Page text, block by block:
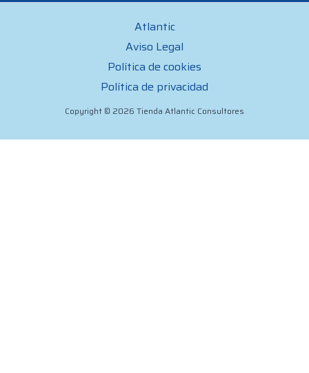
Atlantic
Aviso Legal
Política de cookies
Política de privacidad
Copyright © 2026 Tienda Atlantic Consultores